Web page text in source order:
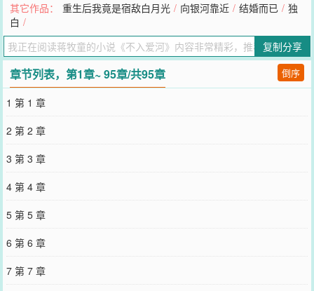
不住感慨：“嫁给程津与这样的男人，会是什么感觉呢？”孟初认真想
了想：“有钱，还不回家，感觉挺好的。”登时同事笑道：“说的好像你
嫁给了他似的。”孟初跟着一起笑了起来。是啊，谁能想到，这是她跟
程津与结婚的第三个月呢。文案二程津与结婚的消息传了出去后，圈
内人震惊，都在猜测是哪家千金。后来传出新娘只是普通人。于是闪
婚，应付家长的传言甚嚣尘上。众人都在猜测这段婚姻维持不了多
久，毕竟程津与这样的人一心只有工作，哪有心思经营什么婚姻。但
后来程津与出现在聚会的次数越来越少，连好友都忍不住打电话质
问。谁知他接起电话，也只是淡然表示：“在加班。”末了，他慢悠悠
笑道：“陪老婆加班。”*——程津与的钩放下去，钓上来了孟初。——
但没人知道，他这一钩，等了有多少年。【提示】*表面淡定实则又争
又抢男主X工科仙女*看似先婚后爱，实则蓄谋已久*涉及专业资料，皆
是查阅资料，如有错误，欢迎温油指出，谢谢-2025.04.20
您要是觉得《
里的朋友推荐哦！
其它作品： 重生后我竟是宿敌白月光 / 向银河靠近 / 结婚而已 / 独
白 /
复制分享
章节列表，第1章~ 95章/共95章 倒序
1 第 1 章
2 第 2 章
3 第 3 章
4 第 4 章
5 第 5 章
6 第 6 章
7 第 7 章